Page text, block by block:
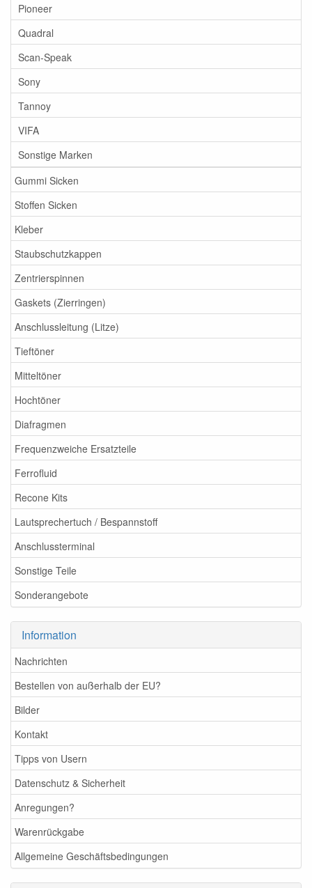
Pioneer
Quadral
Scan-Speak
Sony
Tannoy
VIFA
Sonstige Marken
Gummi Sicken
Stoffen Sicken
Kleber
Staubschutzkappen
Zentrierspinnen
Gaskets (Zierringen)
Anschlussleitung (Litze)
Tieftöner
Mitteltöner
Hochtöner
Diafragmen
Frequenzweiche Ersatzteile
Ferrofluid
Recone Kits
Lautsprechertuch / Bespannstoff
Anschlussterminal
Sonstige Teile
Sonderangebote
Information
Nachrichten
Bestellen von außerhalb der EU?
Bilder
Kontakt
Tipps von Usern
Datenschutz & Sicherheit
Anregungen?
Warenrückgabe
Allgemeine Geschäftsbedingungen